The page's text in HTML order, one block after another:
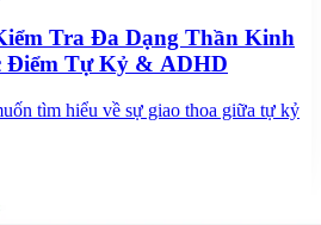
Tra Đa Dạng Thần Kinh
Điểm Tự Kỷ & ADHD
tìm hiểu về sự giao thoa giữa tự kỷ